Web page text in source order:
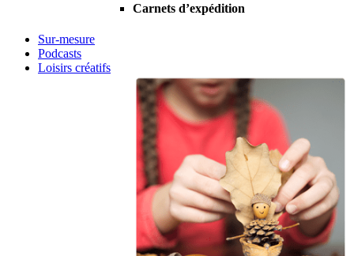
Carnets d’expédition
Sur-mesure
Podcasts
Loisirs créatifs